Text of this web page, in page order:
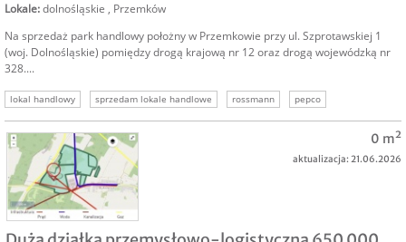
Lokale:dolnośląskie , Przemków
Na sprzedaż park handlowy położny w Przemkowie przy ul. Szprotawskiej 1
(woj. Dolnośląskie) pomiędzy drogą krajową nr 12 oraz drogą wojewódzką nr
328....
lokal handlowy sprzedam lokale handlowe rossmann
pepco
wynajęta nieruchomość
lokal z umową nieruchomość z umową
0 m²
aktualizacja: 21.06.2026